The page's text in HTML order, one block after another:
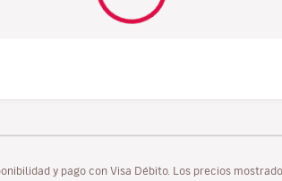
y pago con Visa Débito. Los precios